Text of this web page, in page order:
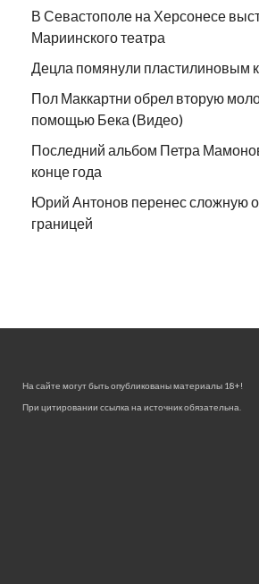
В Севастополе на Херсонесе
Мариинского театра
Децла помянули пластилиновым
Пол Маккартни обрел вторую
помощью Бека (Видео)
Последний альбом Петра
конце года
Юрий Антонов перенес сложную
границей
На сайте могут быть опубликованы материалы 18+!
При цитировании ссылка на источник обязательна.